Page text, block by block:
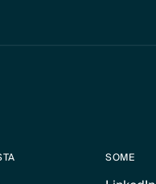
SOME